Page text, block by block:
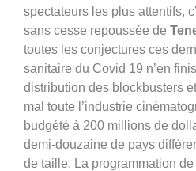
spectateurs les plus attentifs,
sans cesse repoussée de
toutes les conjectures ces
sanitaire du Covid 19 n’en
distribution des blockbusters
mal toute l’industrie
budgété à 200 millions de
demi-douzaine de pays
de taille. La programmation